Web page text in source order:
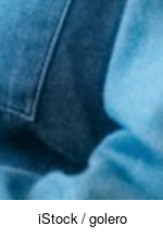
iStock / golero